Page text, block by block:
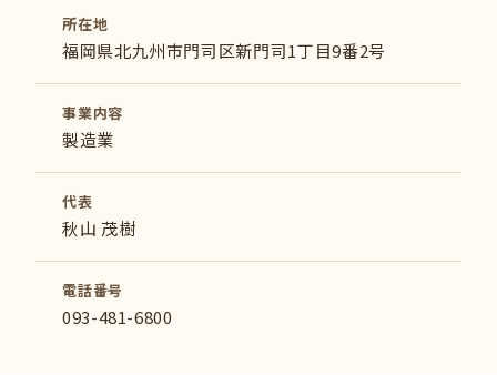
所在地
福岡県北九州市門司区新門司1丁目9番2号
事業内容
製造業
代表
秋山 茂樹
電話番号
093-481-6800